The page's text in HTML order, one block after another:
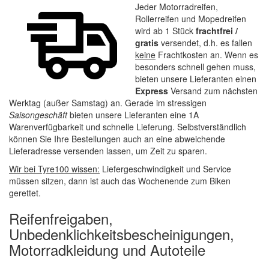
Jeder Motorradreifen,
Rollerreifen und Mopedreifen
wird ab 1 Stück frachtfrei /
gratis versendet, d.h. es fallen
keine Frachtkosten an. Wenn es
besonders schnell gehen muss,
bieten unsere Lieferanten einen
Express Versand zum nächsten
Werktag (außer Samstag) an. Gerade im stressigen
Saisongeschäftbieten unsere Lieferanten eine 1A
Warenverfügbarkeit und schnelle Lieferung. Selbstverständlich
können Sie Ihre Bestellungen auch an eine abweichende
Lieferadresse versenden lassen, um Zeit zu sparen.
Wir bei Tyre100 wissen: Liefergeschwindigkeit und Service
müssen sitzen, dann ist auch das Wochenende zum Biken
gerettet.
Reifenfreigaben,
Unbedenklichkeitsbescheinigungen,
Motorradkleidung und Autoteile